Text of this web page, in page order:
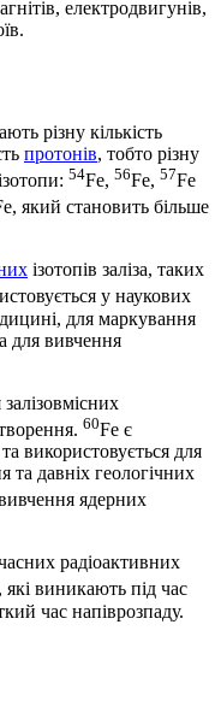
електродвигунів,
різну кількість
протонів, тобто різну
54Fe, 56Fe, 57Fe
який становить більше
ізотопів заліза, таких
у наукових
для маркування
для вивчення
60Fe є
використовується для
давніх геологічних
ядерних
радіоактивних
які виникають під час
час напіврозпаду.